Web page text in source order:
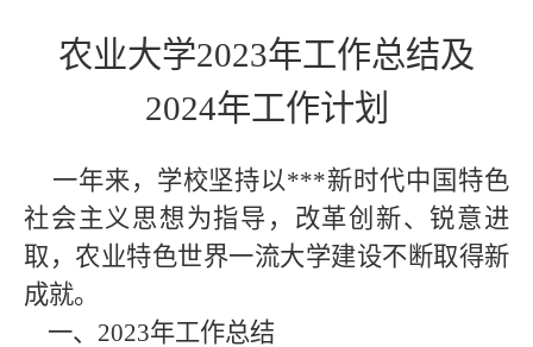
农业大学2023年工作总结及
2024年工作计划
一年来，学校坚持以***新时代中国特色
社会主义思想为指导，改革创新、锐意进
取，农业特色世界一流大学建设不断取得新
成就。
一、2023年工作总结